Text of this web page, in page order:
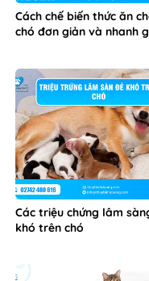
Cách chế biến thức ăn
chó đơn giản và nhanh
Các triệu chứng lâm
khó trên chó